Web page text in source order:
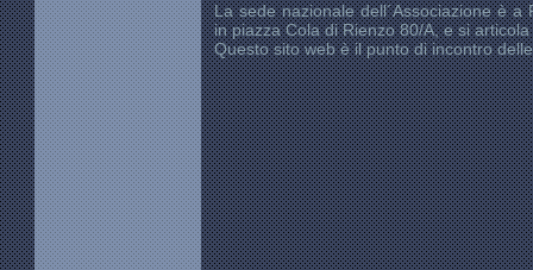
La sede nazionale dell´Associazione è
in piazza Cola di Rienzo 80/A, e si
Questo sito web è il punto di incontro